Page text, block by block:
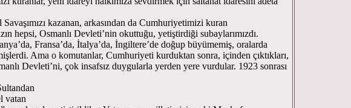
kazanan, arkasından da Cumhuriyetimizi kuran
hepsi, Osmanlı Devleti’nin okuttuğu, yetiştirdiği subaylarımızdı.
Fransa’da, İtalya’da, İngiltere’de doğup büyümemiş, oralarda
Ama o komutanlar, Cumhuriyeti kurduktan sonra, içinden çıktıkları,
Devleti’ni, çok insafsız duygularla yerden yere vurdular. 1923 sonrası
vatan